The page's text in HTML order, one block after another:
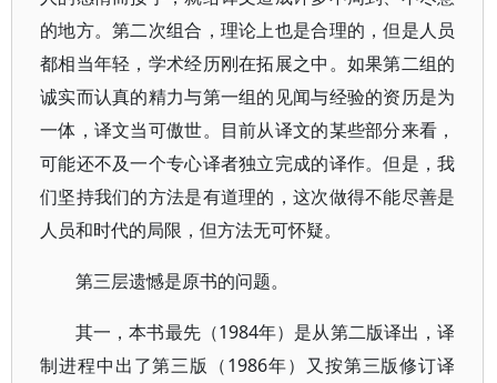
的地方。第二次组合，理论上也是合理的，但是人员
都相当年轻，学术经历刚在拓展之中。如果第二组的
诚实而认真的精力与第一组的见闻与经验的资历是为
一体，译文当可傲世。目前从译文的某些部分来看，
可能还不及一个专心译者独立完成的译作。但是，我
们坚持我们的方法是有道理的，这次做得不能尽善是
人员和时代的局限，但方法无可怀疑。
第三层遗憾是原书的问题。
其一，本书最先（1984年）是从第二版译出，译
制进程中出了第三版（1986年）又按第三版修订译